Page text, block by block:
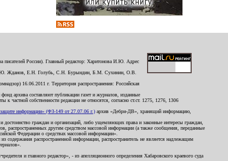
писателей России). Главный редактор: Харитонова И.Ю. Адрес
Жданов, Е.Н. Голубь, С.Н. Бурындин, Б.М. Сухинин, О.В.
16.06.2011 г. Территория распространения: Российская
архива составляют публикации газет и журналов, изданные
собственности редакции не относятся, согласно ст.ст. 1275, 1276, 1306
информации» (ФЗ-149 от 27.07.06 г.) архив «Дебри-ДВ», хранящий информацию,
достоинство граждан и организаций, либо ущемляющих права и законные интересы граждан,
распространенных другим средством массовой информации (а также сообщения, переданные
Федерации о средствах массовой информации».
распространенной информации, распространитель не является надлежащим
и главного редактор», - из апелляционного определения Хабаровского краевого суда